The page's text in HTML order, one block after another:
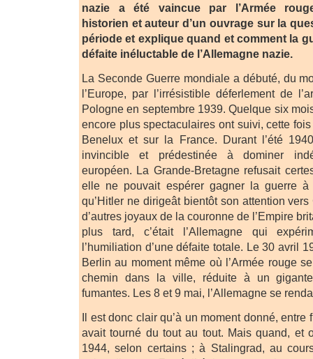
nazie a été vaincue par l’Armée
historien et auteur d’un ouvrage sur la
période et explique quand et comment la
défaite inéluctable de l’Allemagne nazie.
La Seconde Guerre mondiale a débuté, du
l’Europe, par l’irrésistible déferlement de
Pologne en septembre 1939. Quelque six
encore plus spectaculaires ont suivi, cette
Benelux et sur la France. Durant l’été
invincible et prédestinée à dominer
européen. La Grande-Bretagne refusait
elle ne pouvait espérer gagner la guerre
qu’Hitler ne dirigeât bientôt son attention vers
d’autres joyaux de la couronne de l’Empire
plus tard, c’était l’Allemagne qui
l’humiliation d’une défaite totale. Le 30 avril
Berlin au moment même où l’Armée rouge
chemin dans la ville, réduite à un
fumantes. Les 8 et 9 mai, l’Allemagne se
Il est donc clair qu’à un moment donné, entre
avait tourné du tout au tout. Mais quand, et
1944, selon certains ; à Stalingrad, au